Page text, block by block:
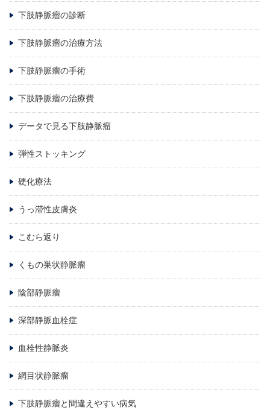
下肢静脈瘤の診断
下肢静脈瘤の治療方法
下肢静脈瘤の手術
下肢静脈瘤の治療費
データで見る下肢静脈瘤
弾性ストッキング
硬化療法
うっ滞性皮膚炎
こむら返り
くもの巣状静脈瘤
陰部静脈瘤
深部静脈血栓症
血栓性静脈炎
網目状静脈瘤
下肢静脈瘤と間違えやすい病気